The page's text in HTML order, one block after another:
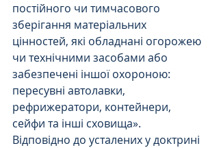
постійного чи тимчасового
зберігання матеріальних
цінностей, які обладнані огорожею
чи технічними засобами або
забезпечені іншої охороною:
пересувні автолавки,
рефрижератори, контейнери,
сейфи та інші сховища».
Відповідно до усталених у доктрині